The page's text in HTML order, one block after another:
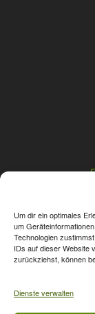
Um dir ein optimales
um
Technologien
IDs auf dieser Website
zurückziehst, können
Dienste verwalten
Unsere Onlinepreise